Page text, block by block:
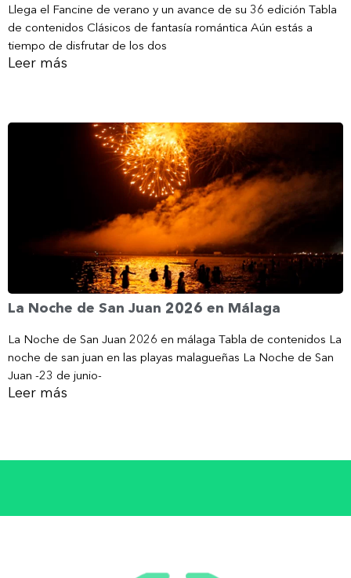
Llega el Fancine de verano y un avance de su 36 edición Tabla
de contenidos Clásicos de fantasía romántica Aún estás a
tiempo de disfrutar de los dos
Leer más
La Noche de San Juan 2026 en Málaga
La Noche de San Juan 2026 en málaga Tabla de contenidos La
noche de san juan en las playas malagueñas La Noche de San
Juan -23 de junio-
Leer más